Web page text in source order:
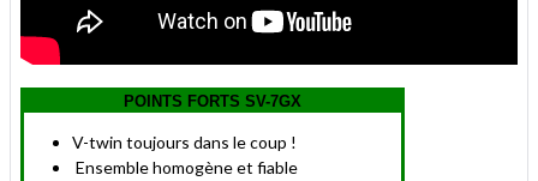
POINTS FORTS SV-7GX
V-twin toujours dans le coup !
Ensemble homogène et fiable